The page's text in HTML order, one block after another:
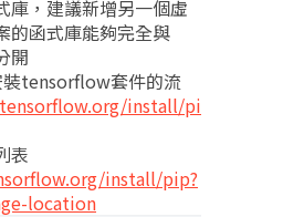
庫，建議新增另一個虛
的函式庫能夠完全與
開
tensorflow套件的流
install/pi
表
install/pip?
location